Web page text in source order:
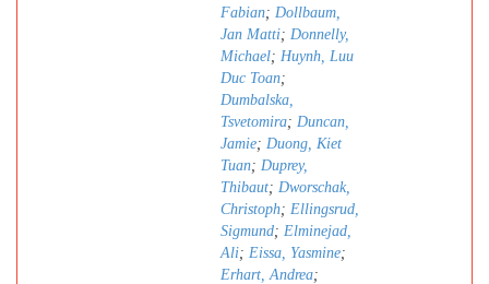
Fabian; Dollbaum,
Jan Matti; Donnelly,
Michael; Huynh, Luu
Duc Toan;
Dumbalska,
Tsvetomira; Duncan,
Jamie; Duong, Kiet
Tuan; Duprey,
Thibaut; Dworschak,
Christoph; Ellingsrud,
Sigmund; Elminejad,
Ali; Eissa, Yasmine;
Erhart, Andrea;